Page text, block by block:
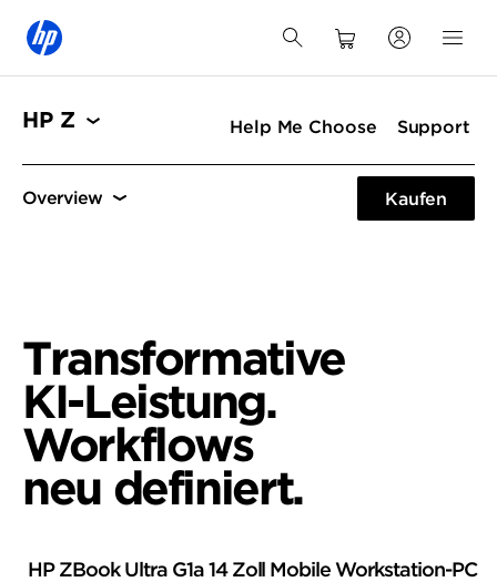
HP Z Help Me Choose Support
Workflows Anschlüsse
Kaufen
Transformative
KI-Leistung.
Workflows
neu definiert.
HP ZBook Ultra G1a 14 Zoll Mobile Workstation-PC